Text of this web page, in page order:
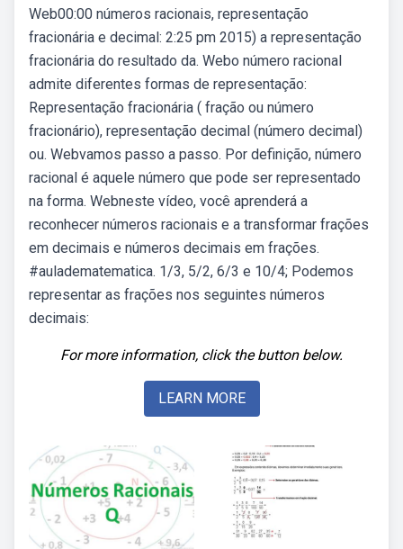
Web00:00 números racionais, representação
fracionária e decimal: 2:25 pm 2015) a representação
fracionária do resultado da. Webo número racional
admite diferentes formas de representação:
Representação fracionária ( fração ou número
fracionário), representação decimal (número decimal)
ou. Webvamos passo a passo. Por definição, número
racional é aquele número que pode ser representado
na forma. Webneste vídeo, você aprenderá a
reconhecer números racionais e a transformar frações
em decimais e números decimais em frações.
#auladematematica. 1/3, 5/2, 6/3 e 10/4; Podemos
representar as frações nos seguintes números
decimais:
For more information, click the button below.
LEARN MORE